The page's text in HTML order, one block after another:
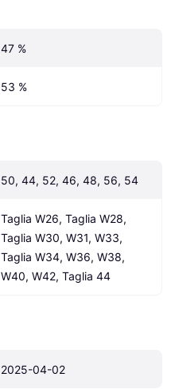
47 %
53 %
50, 44, 52, 46, 48, 56, 54
Taglia W26, Taglia W28,
Taglia W30, W31, W33,
Taglia W34, W36, W38,
W40, W42, Taglia 44
2025-04-02